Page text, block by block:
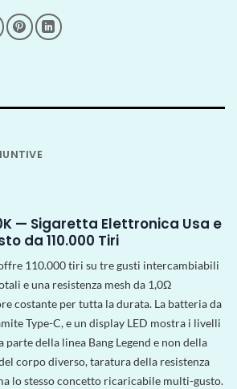
— Sigaretta Elettronica Usa e
da 110.000 Tiri
110.000 tiri su tre gusti intercambiabili
e una resistenza mesh da 1,0Ω
costante per tutta la durata. La batteria da
Type-C, e un display LED mostra i livelli
parte della linea Bang Legend e non della
corpo diverso, taratura della resistenza
lo stesso concetto ricaricabile multi-gusto.